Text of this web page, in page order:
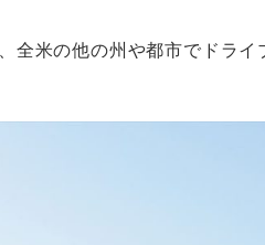
全米の他の州や都市でドライ